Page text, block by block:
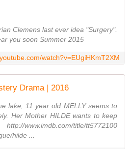
Clemens last ever idea "Surgery".
you soon Summer 2015
watch?v=EUgiHKmT2XM
Drama | 2016
lake, 11 year old MELLY seems to
Her Mother HILDE wants to keep
title/tt5772100
hilde ...